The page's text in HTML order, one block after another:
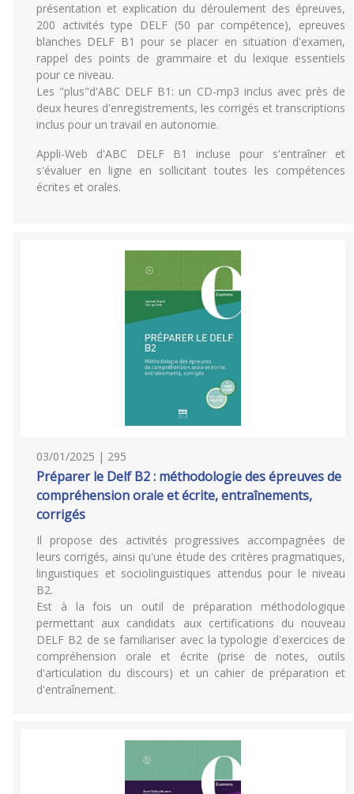
présentation et explication du déroulement des épreuves,
200 activités type DELF (50 par compétence), epreuves
blanches DELF B1 pour se placer en situation d'examen,
rappel des points de grammaire et du lexique essentiels
pour ce niveau.
Les "plus"d'ABC DELF B1: un CD-mp3 inclus avec près de
deux heures d'enregistrements, les corrigés et transcriptions
inclus pour un travail en autonomie.
Appli-Web d'ABC DELF B1 incluse pour s'entraîner et
s'évaluer en ligne en sollicitant toutes les compétences
écrites et orales.
03/01/2025 | 295
Préparer le Delf B2 : méthodologie des épreuves de
compréhension orale et écrite, entraînements,
corrigés
Il propose des activités progressives accompagnées de
leurs corrigés, ainsi qu'une étude des critères pragmatiques,
linguistiques et sociolinguistiques attendus pour le niveau
B2.
Est à la fois un outil de préparation méthodologique
permettant aux candidats aux certifications du nouveau
DELF B2 de se familiariser avec la typologie d'exercices de
compréhension orale et écrite (prise de notes, outils
d'articulation du discours) et un cahier de préparation et
d'entraînement.